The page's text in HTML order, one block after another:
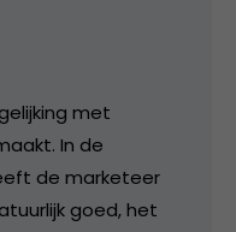
met
In de
de marketeer
goed, het